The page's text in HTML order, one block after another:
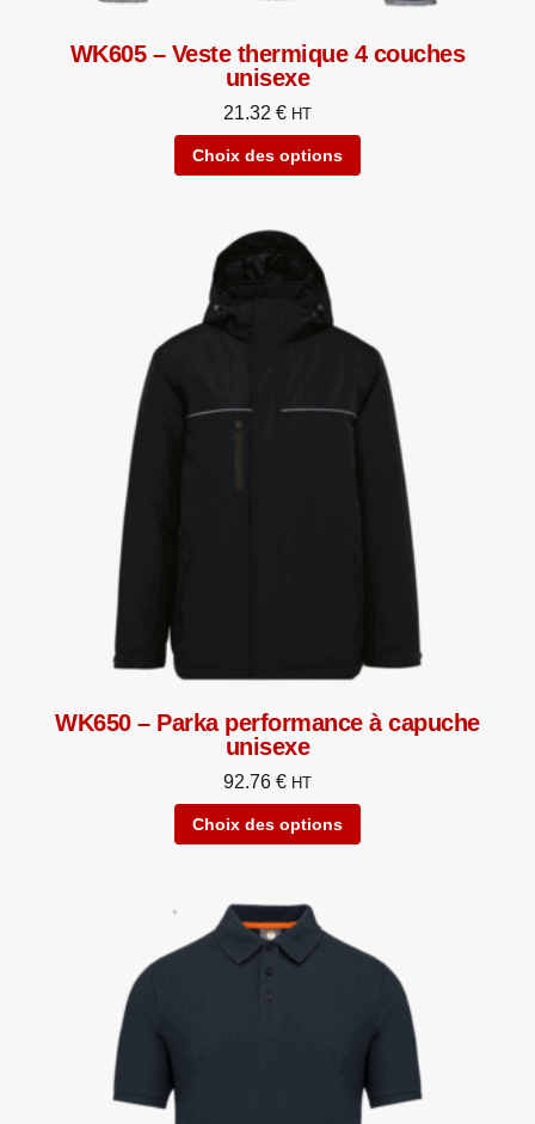
WK605 – Veste thermique 4 couches
unisexe
21.32 € HT
Choix des options
WK650 – Parka performance à capuche
unisexe
92.76 € HT
Choix des options